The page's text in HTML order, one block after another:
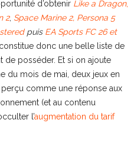
d’obtenir Like a Dragon,
2, Space Marine 2, Persona 5
puis EA Sports FC 26 et
donc une belle liste de
de posséder. Et si on ajoute
du mois de mai, deux jeux en
comme une réponse aux
(et au contenu
l’augmentation du tarif